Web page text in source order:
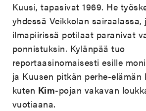
Kuusi, tapasivat 1969. He
yhdessä Veikkolan sairaalassa,
ilmapiirissä potilaat paranivat
ponnistuksin. Kylänpää tuo
reportaasinomaisesti esille
ja Kuusen pitkän perhe-elämän
kuten Kim-pojan vakavan
vuotiaana.